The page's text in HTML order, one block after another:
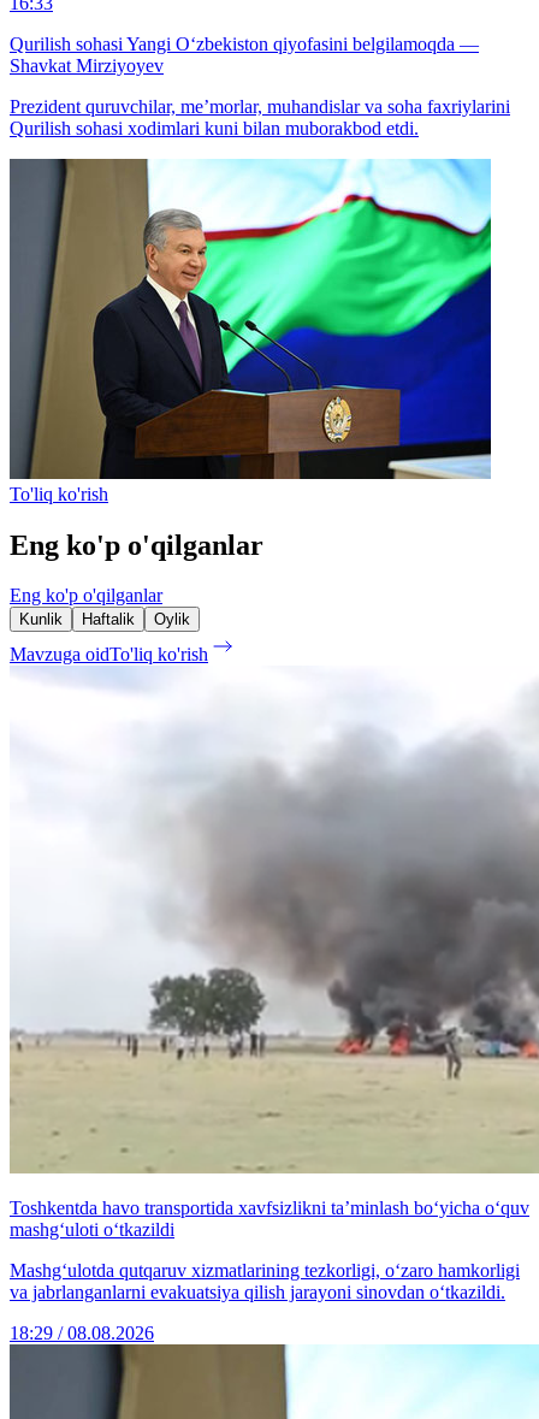
Qurilish sohasi Yangi O‘zbekiston qiyofasini belgilamoqda —
Shavkat Mirziyoyev
Prezident quruvchilar, me’morlar, muhandislar va soha faxriylarini
Qurilish sohasi xodimlari kuni bilan muborakbod etdi.
To'liq ko'rish
Eng ko'p o'qilganlar
Eng ko'p o'qilganlar
Kunlik Haftalik Oylik
Mavzuga oidTo'liq ko'rish
Toshkentda havo transportida xavfsizlikni ta’minlash bo‘yicha o‘quv
mashg‘uloti o‘tkazildi
Mashg‘ulotda qutqaruv xizmatlarining tezkorligi, o‘zaro hamkorligi
va jabrlanganlarni evakuatsiya qilish jarayoni sinovdan o‘tkazildi.
18:29 / 08.08.2026